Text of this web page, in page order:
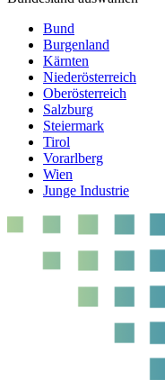
Bund
Burgenland
Kärnten
Niederösterreich
Oberösterreich
Salzburg
Steiermark
Tirol
Vorarlberg
Wien
Junge Industrie